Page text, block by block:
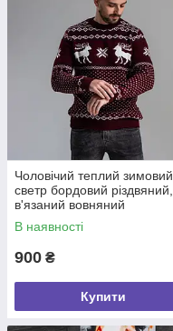
Чоловічий теплий зимовий
светр бордовий різдвяний,
в'язаний вовняний
новорічний светр для
чоловіків Туреччина
В наявності
900 ₴
Купити